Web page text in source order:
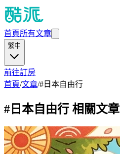
首頁所有文章
繁中
前往訂房
首頁/文章/# 日本自由行
# 日本自由行 相關文章